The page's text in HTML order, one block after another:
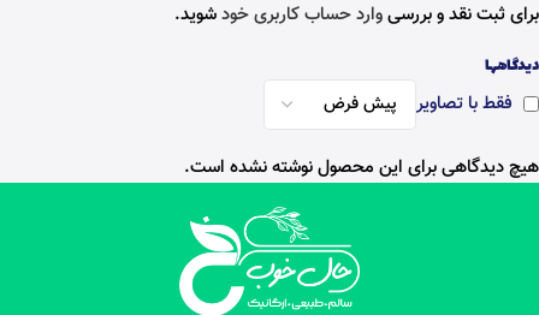
دیدگاهها
فقط با تصاویر
هیچ دیدگاهی برای این محصول نوشته نشده است.
برای ثبت نقد و بررسیوارد حساب کاربری خودشوید.